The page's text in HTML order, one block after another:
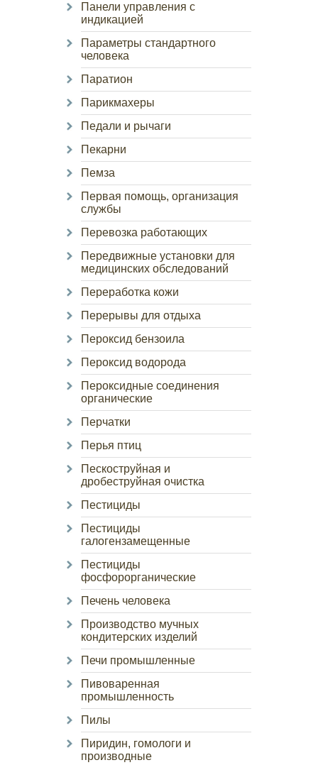
Панели управления с
индикацией
Параметры стандартного
человека
Паратион
Парикмахеры
Педали и рычаги
Пекарни
Пемза
Первая помощь, организация
службы
Перевозка работающих
Передвижные установки для
медицинских обследований
Переработка кожи
Перерывы для отдыха
Пероксид бензоила
Пероксид водорода
Пероксидные соединения
органические
Перчатки
Перья птиц
Пескоструйная и
дробеструйная очистка
Пестициды
Пестициды
галогензамещенные
Пестициды
фосфорорганические
Печень человека
Производство мучных
кондитерских изделий
Печи промышленные
Пивоваренная
промышленность
Пилы
Пиридин, гомологи и
производные